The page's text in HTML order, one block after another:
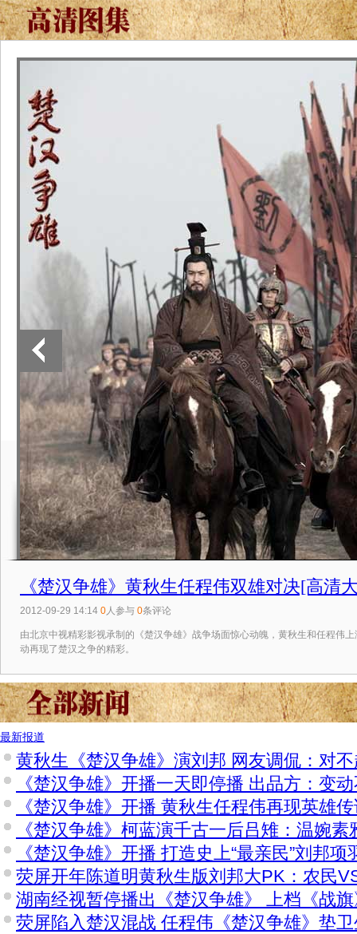
《楚汉争雄》黄秋生任程伟双雄对决[高清
2012-09-29 14:14 0人参与 0条评论
由北京中视精彩影视承制的《楚汉争雄》战争场面惊心动魄，黄秋生和任程伟
动再现了楚汉之争的精彩。
最新报道
黄秋生《楚汉争雄》演刘邦 网友调侃：对
《楚汉争雄》开播一天即停播 出品方：变
《楚汉争雄》开播 黄秋生任程伟再现英雄
《楚汉争雄》柯蓝演千古一后吕雉：温婉素
《楚汉争雄》开播 打造史上“最亲民”刘邦项
荧屏开年陈道明黄秋生版刘邦大PK：农民
湖南经视暂停播出《楚汉争雄》 上档《战
荧屏陷入楚汉混战 任程伟《楚汉争雄》垫